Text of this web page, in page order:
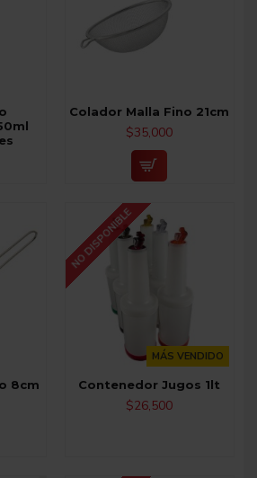
Colador Malla Fino 21cm
$35,000
8cm
MÁS VENDIDO
NO DISPONIBLE
Contenedor Jugos 1lt
$26,500